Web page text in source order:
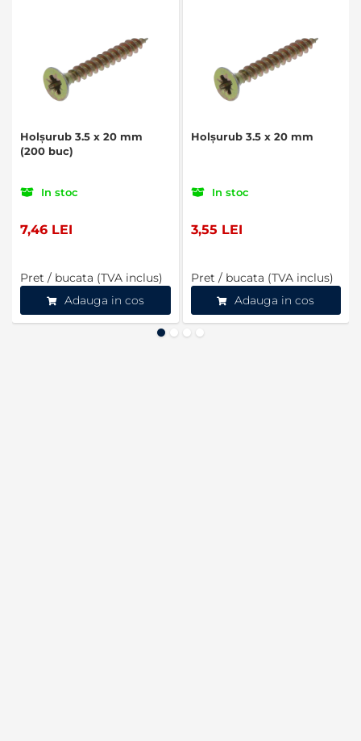
Holșurub 3.5 x 20 mm
(200 buc)
In stoc
7,46 LEI
Pret / bucata (TVA inclus)
Adauga in cos
Holșurub 3.5 x 20 mm
In stoc
3,55 LEI
Pret / bucata (TVA inclus)
Adauga in cos